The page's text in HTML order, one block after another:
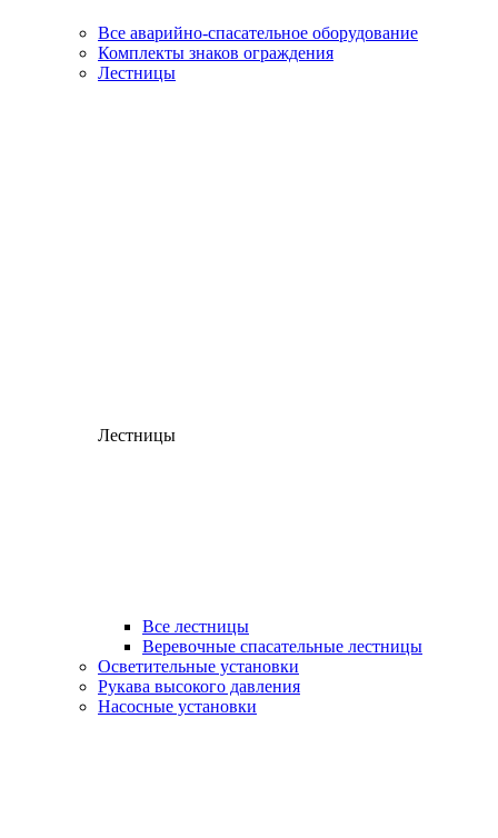
Все аварийно-спасательное оборудование
Комплекты знаков ограждения
Лестницы
Лестницы
Все лестницы
Веревочные спасательные лестницы
Осветительные установки
Рукава высокого давления
Насосные установки